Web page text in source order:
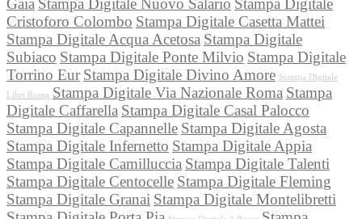
Gaia Stampa Digitale Nuovo Salario Stampa Digitale
Cristoforo Colombo Stampa Digitale Casetta Mattei
Stampa Digitale Acqua Acetosa Stampa Digitale
Subiaco Stampa Digitale Ponte Milvio Stampa Digitale
Torrino Eur Stampa Digitale Divino Amore Stampa Digitale
Libri Roma Stampa Digitale Via Nazionale Roma Stampa
Digitale Caffarella Stampa Digitale Casal Palocco
Stampa Digitale Capannelle Stampa Digitale Agosta
Stampa Digitale Infernetto Stampa Digitale Appia
Stampa Digitale Camilluccia Stampa Digitale Talenti
Stampa Digitale Centocelle Stampa Digitale Fleming
Stampa Digitale Granai Stampa Digitale Montelibretti